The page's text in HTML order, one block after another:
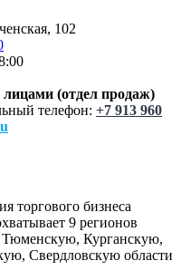
102
(отдел продаж)
телефон: +7 913 960
торгового бизнеса
9 регионов
Курганскую,
Свердловскую области